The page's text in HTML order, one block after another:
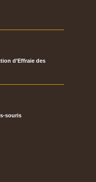
d’Effraie des
souris